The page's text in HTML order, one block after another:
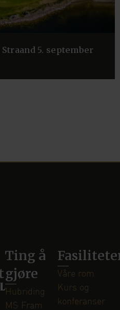
5. september
Ting å
gjøre
Hubriding
MS Fram
Våre rom
Kurs og
konferanser